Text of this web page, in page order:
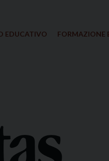
EDUCATIVO FORMAZIONE